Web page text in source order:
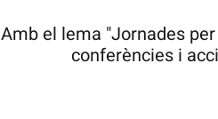
Amb el lema "Jornades
conferències i